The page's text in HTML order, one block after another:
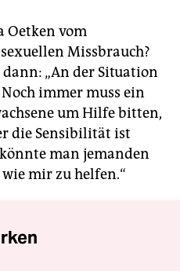
Oetken vom
Missbrauch?
„An der Situation
immer muss ein
um Hilfe bitten,
die Sensibilität ist
man jemanden
mir zu helfen.“